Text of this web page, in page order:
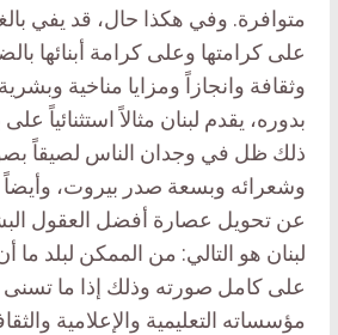
متوافرة. وفي هكذا حال، قد يفي
على كرامتها وعلى كرامة أبنائها
وثقافة وانجازاً ومزايا مناخية
بدوره، يقدم لبنان مثالاً
ذلك ظل في وجدان الناس لصيقاً
وشعرائه وبسعة صدر بيروت،
عن تحويل عصارة أفضل العقول
لبنان هو التالي: من الممكن لبلد
على كامل صورته وذلك إذا ما تسنى
مؤسساته التعليمية والإعلامية